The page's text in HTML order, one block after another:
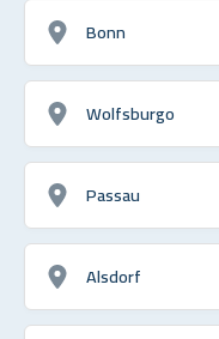
Bonn
Wolfsburgo
Passau
Alsdorf